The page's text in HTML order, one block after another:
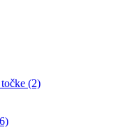
(2)